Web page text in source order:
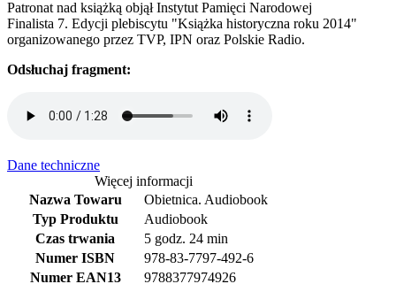
Patronat nad książką objął Instytut Pamięci Narodowej
Finalista 7. Edycji plebiscytu "Książka historyczna roku 2014"
organizowanego przez TVP, IPN oraz Polskie Radio.
Odsłuchaj fragment:
Dane techniczne
Więcej informacji
Nazwa Towaru
Obietnica. Audiobook
Typ Produktu
Audiobook
Czas trwania
5 godz. 24 min
Numer ISBN
978-83-7797-492-6
Numer EAN13
9788377974926